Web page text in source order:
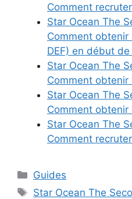
Comment
Star Ocean The
Comment
DEF) en début
Star Ocean The
Comment obtenir
Star Ocean The
Comment obtenir
Star Ocean The
Comment
Catégories
Guides
Étiquettes
Star Ocean The